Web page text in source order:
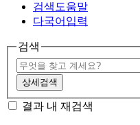
검색도움말
다국어입력
검색
상세검색
결과 내 재검색